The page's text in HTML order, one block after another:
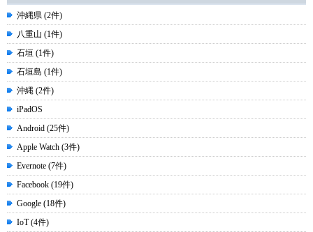
沖縄県 (2件)
八重山 (1件)
石垣 (1件)
石垣島 (1件)
沖縄 (2件)
iPadOS
Android (25件)
Apple Watch (3件)
Evernote (7件)
Facebook (19件)
Google (18件)
IoT (4件)